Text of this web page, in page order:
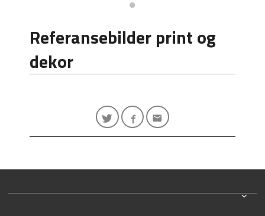
Referansebilder print og
dekor